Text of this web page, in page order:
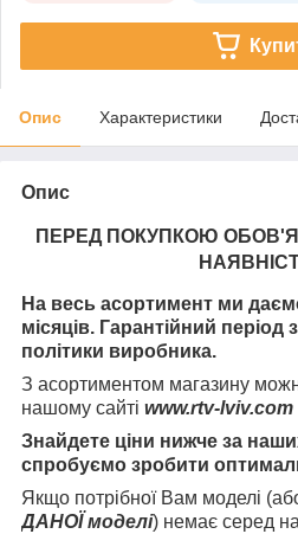
Опис Характеристики
Опис
ПЕРЕД ПОКУПКОЮ
На весь асортимент ми
місяців. Гарантійний період
політики виробника.
З асортиментом магазину
нашому сайті www.rtv-lviv.com
Знайдете ціни нижче за
спробуємо зробити
Якщо потрібної Вам моделі
ДАНОЇ моделі) немає серед